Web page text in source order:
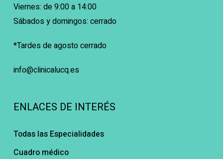
Viernes: de 9:00 a 14:00
Sábados y domingos: cerrado
*Tardes de agosto cerrado
info@clinicalucq.es
ENLACES DE INTERÉS
Todas las Especialidades
Cuadro médico